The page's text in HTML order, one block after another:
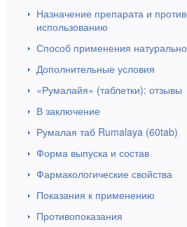
Назначение препарата и
использованию
Способ применения
Дополнительные условия
«Румалайя» (таблетки): отзывы
В заключение
Румалая таб Rumalaya (60tab)
Форма выпуска и состав
Фармакологические свойства
Показания к применению
Противопоказания